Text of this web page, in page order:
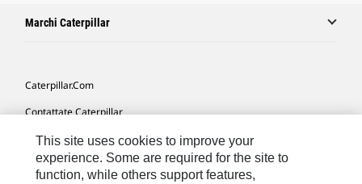
Marchi Caterpillar
Caterpillar.com
Contattate Caterpillar
Le Mie Preferenze Di Marketing
Mappa Del Sito
This site uses cookies to improve your
experience. Some are required for the site to
function, while others support features,